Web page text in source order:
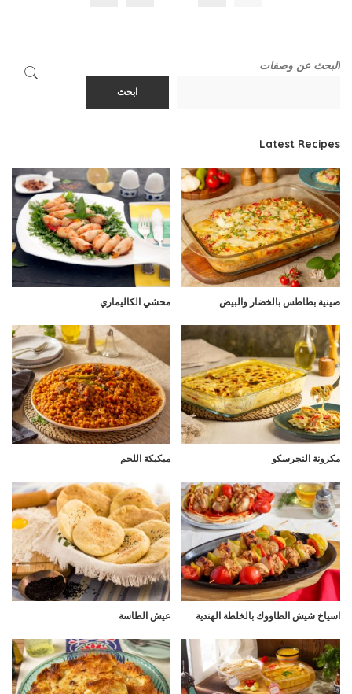
البحث عن وصفات
ابحث
Latest Recipes
صينية بطاطس بالخضار والبيض محشي الكاليماري
مكرونة النجرسكو مبكبكة اللحم
اسياخ شيش الطاووك بالخلطة الهندية عيش الطاسة